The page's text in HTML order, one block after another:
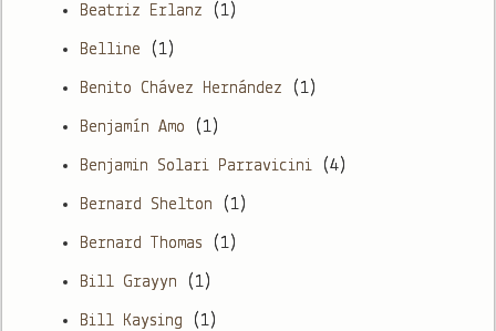
Beatriz Erlanz (1)
Belline (1)
Benito Chávez Hernández (1)
Benjamín Amo (1)
Benjamin Solari Parravicini (4)
Bernard Shelton (1)
Bernard Thomas (1)
Bill Grayyn (1)
Bill Kaysing (1)